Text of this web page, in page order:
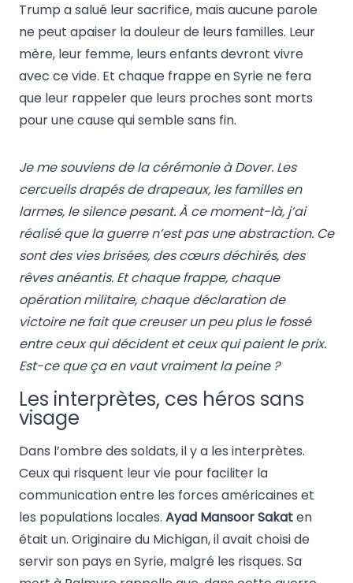
Trump a salué leur sacrifice, mais aucune parole
ne peut apaiser la douleur de leurs familles. Leur
mère, leur femme, leurs enfants devront vivre
avec ce vide. Et chaque frappe en Syrie ne fera
que leur rappeler que leurs proches sont morts
pour une cause qui semble sans fin.
Je me souviens de la cérémonie à Dover. Les
cercueils drapés de drapeaux, les familles en
larmes, le silence pesant. À ce moment-là, j’ai
réalisé que la guerre n’est pas une abstraction. Ce
sont des vies brisées, des cœurs déchirés, des
rêves anéantis. Et chaque frappe, chaque
opération militaire, chaque déclaration de
victoire ne fait que creuser un peu plus le fossé
entre ceux qui décident et ceux qui paient le prix.
Est-ce que ça en vaut vraiment la peine ?
Les interprètes, ces héros sans
visage
Dans l’ombre des soldats, il y a les interprètes.
Ceux qui risquent leur vie pour faciliter la
communication entre les forces américaines et
les populations locales. Ayad Mansoor Sakaten
était un. Originaire du Michigan, il avait choisi de
servir son pays en Syrie, malgré les risques. Sa